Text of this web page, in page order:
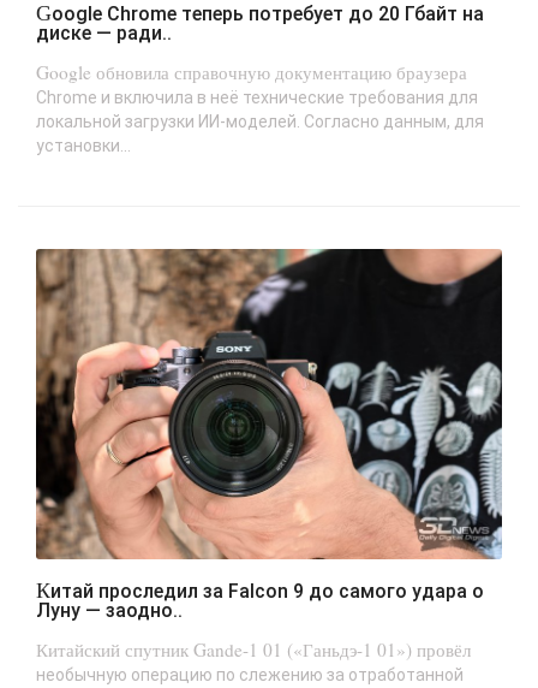
Google Chrome теперь потребует до 20 Гбайт на
диске — ради..
Google обновила справочную документацию браузера
Chrome и включила в неё технические требования для
локальной загрузки ИИ-моделей. Согласно данным, для
установки...
Китай проследил за Falcon 9 до самого удара о
Луну — заодно..
Китайский спутник Gande-1 01 («Ганьдэ-1 01») провёл
необычную операцию по слежению за отработанной